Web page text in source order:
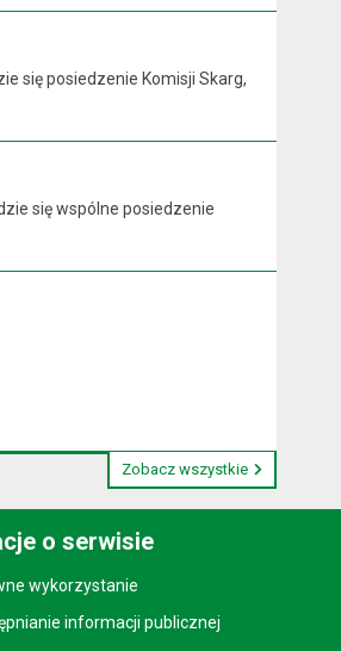
się posiedzenie Komisji Skarg,
się wspólne posiedzenie
Zobacz wszystkie
o serwisie
wykorzystanie
informacji publicznej